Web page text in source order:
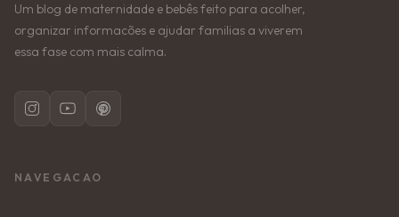
Um blog de maternidade e bebês feito para acolher,
organizar informacões e ajudar familias a viverem
essa fase com mais calma.
NAVEGACAO